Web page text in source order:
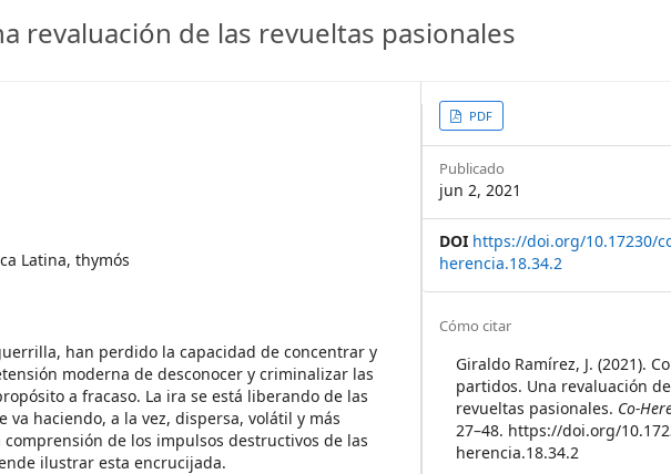
revaluación de las revueltas pasionales
Latina, thymós
han perdido la capacidad de concentrar y
moderna de desconocer y criminalizar las
a fracaso. La ira se está liberando de las
haciendo, a la vez, dispersa, volátil y más
de los impulsos destructivos de las
ilustrar esta encrucijada.
Article
Sidebar
PDF
Publicado
jun 2, 2021
DOI https://doi.org/10.17230/
herencia.18.34.2
Article
Details
Cómo citar
Giraldo Ramírez, J. (2021).
partidos. Una revaluación
revueltas pasionales. Co-
27–48. https://doi.org/
herencia.18.34.2